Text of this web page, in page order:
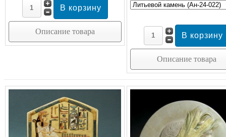
Описание товара
Описание товара